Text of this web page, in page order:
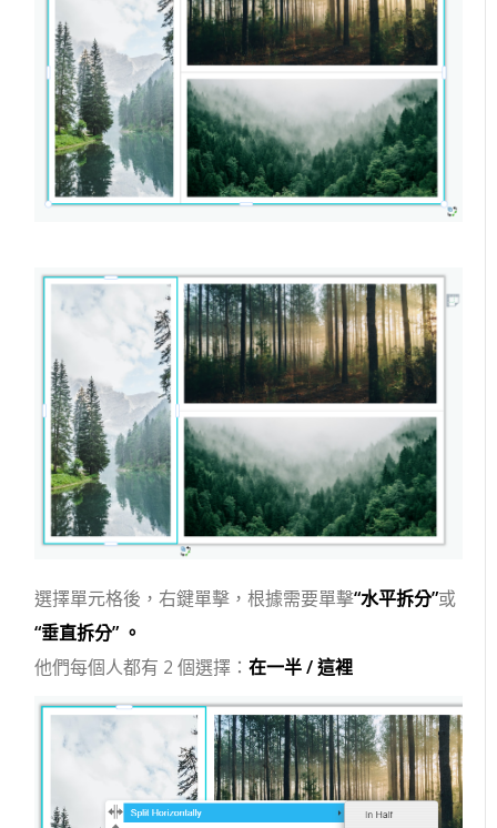
選擇單元格後，右鍵單擊，根據需要單擊“水平拆分”或
“垂直拆分” 。
他們每個人都有 2 個選擇：在一半 / 這裡